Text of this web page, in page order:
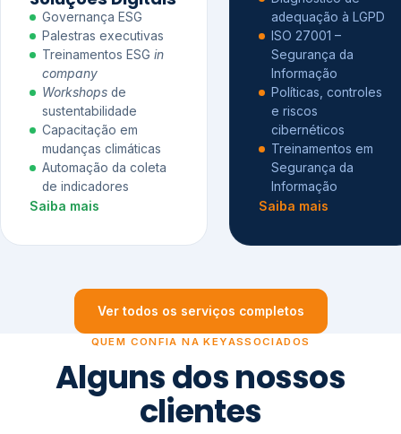
Governança ESG
Palestras executivas
Treinamentos ESG in
company
Workshops de
sustentabilidade
Capacitação em
mudanças climáticas
Automação da coleta
de indicadores
Saiba mais
adequação à LGPD
ISO 27001 –
Segurança da
Informação
Políticas, controles
e riscos
cibernéticos
Treinamentos em
Segurança da
Informação
Saiba mais
Ver todos os serviços completos
QUEM CONFIA NA KEYASSOCIADOS
Alguns dos nossos
clientes